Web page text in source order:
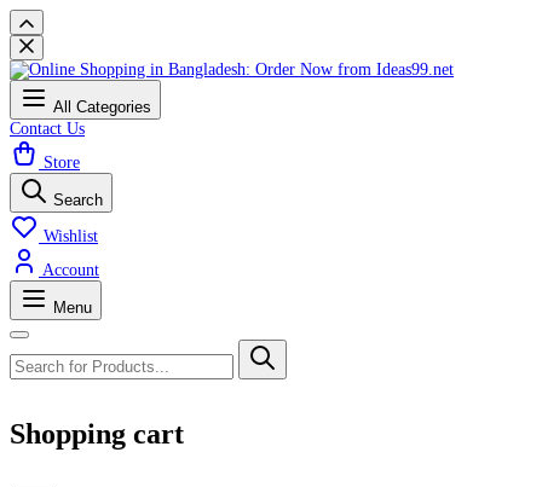
All Categories
Contact Us
Store
Search
Wishlist
Account
Menu
Shopping cart